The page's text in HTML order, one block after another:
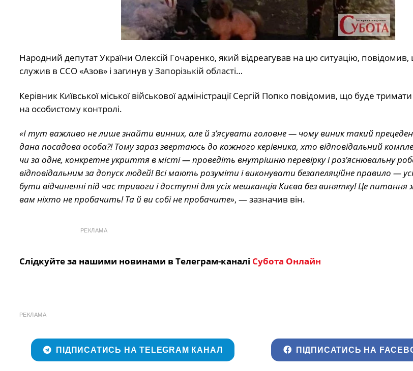
Народний депутат України Олексій Гочаренко, який відреагував на цю ситуацію, повідомив,
служив в ССО «Азов» і загинув у Запорізькій області…
Керівник Київської міської військової адміністрації Сергій Попко повідомив, що буде
на особистому контролі.
«І тут важливо не лише знайти винних, але й з’ясувати головне — чому виник такий
дана посадова особа?! Тому зараз звертаюсь до кожного керівника, хто відповідальний
чи за одне, конкретне укриття в місті — проведіть внутрішню перевірку і роз’яснювальну
відповідальним за допуск людей! Всі мають розуміти і виконувати безапеляційне правило —
бути відчиненні під час тривоги і доступні для усіх мешканців Києва без винятку! Це
вам ніхто не пробачить! Та й ви собі не пробачите», — зазначив він.
РЕКЛАМА
Слідкуйте за нашими новинами в Телеграм-каналі Субота Онлайн
РЕКЛАМА
ПІДПИСАТИСЬ НА TELEGRAM КАНАЛ ПІДПИСАТИСЬ НА